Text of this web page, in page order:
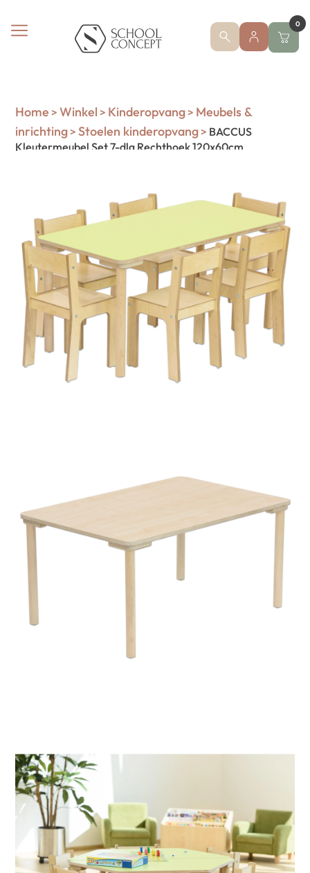
0
Home > Winkel > Kinderopvang> Meubels &
inrichting> Stoelen kinderopvang> BACCUS
Kleutermeubel Set 7-dlg Rechthoek 120x60cm